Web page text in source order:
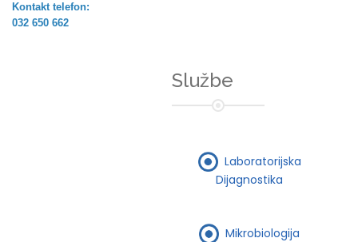
Kontakt telefon:
032 650 662
Službe
Laboratorijska
Dijagnostika
Mikrobiologija